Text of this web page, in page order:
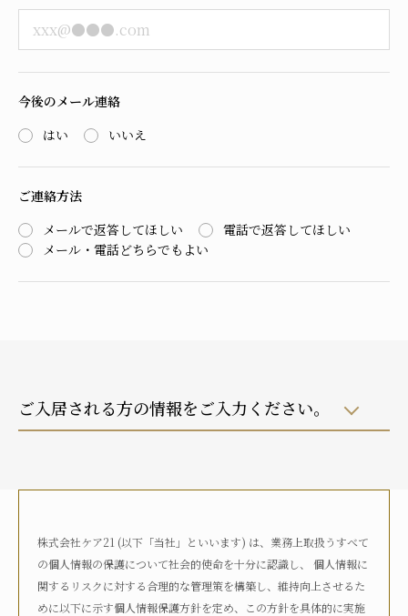
今後のメール連絡
はい
いいえ
ご連絡方法
メールで返答してほしい
電話で返答してほしい
メール・電話どちらでもよい
ご入居される方の情報をご入力ください。
自宅におり、介護サービスは利用していない
いる
何らかの高齢者向け施設に入居している
病院に入院している
その他
株式会社ケア21 (以下「当社」といいます) は、業務上取扱うすべて
の個人情報の保護について社会的使命を十分に認識し、 個人情報に
関するリスクに対する合理的な管理策を構築し、維持向上させるた
めに以下に示す個人情報保護方針を定め、この方針を具体的に実施